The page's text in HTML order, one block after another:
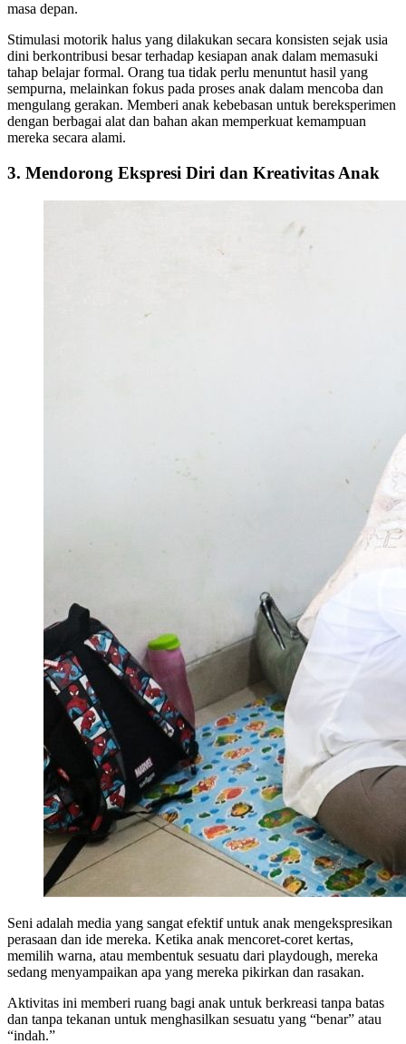
masa depan.
Stimulasi motorik halus yang dilakukan secara konsisten sejak usia
dini berkontribusi besar terhadap kesiapan anak dalam memasuki
tahap belajar formal. Orang tua tidak perlu menuntut hasil yang
sempurna, melainkan fokus pada proses anak dalam mencoba dan
mengulang gerakan. Memberi anak kebebasan untuk bereksperimen
dengan berbagai alat dan bahan akan memperkuat kemampuan
mereka secara alami.
3. Mendorong Ekspresi Diri dan Kreativitas Anak
Seni adalah media yang sangat efektif untuk anak mengekspresikan
perasaan dan ide mereka. Ketika anak mencoret-coret kertas,
memilih warna, atau membentuk sesuatu dari playdough, mereka
sedang menyampaikan apa yang mereka pikirkan dan rasakan.
Aktivitas ini memberi ruang bagi anak untuk berkreasi tanpa batas
dan tanpa tekanan untuk menghasilkan sesuatu yang “benar” atau
“indah.”